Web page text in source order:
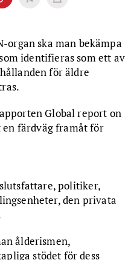
organ ska man bekämpa
identifieras som ett av
för äldre
Global report on
en färdväg framåt för
politiker,
den privata
ålderismen,
stödet för dess